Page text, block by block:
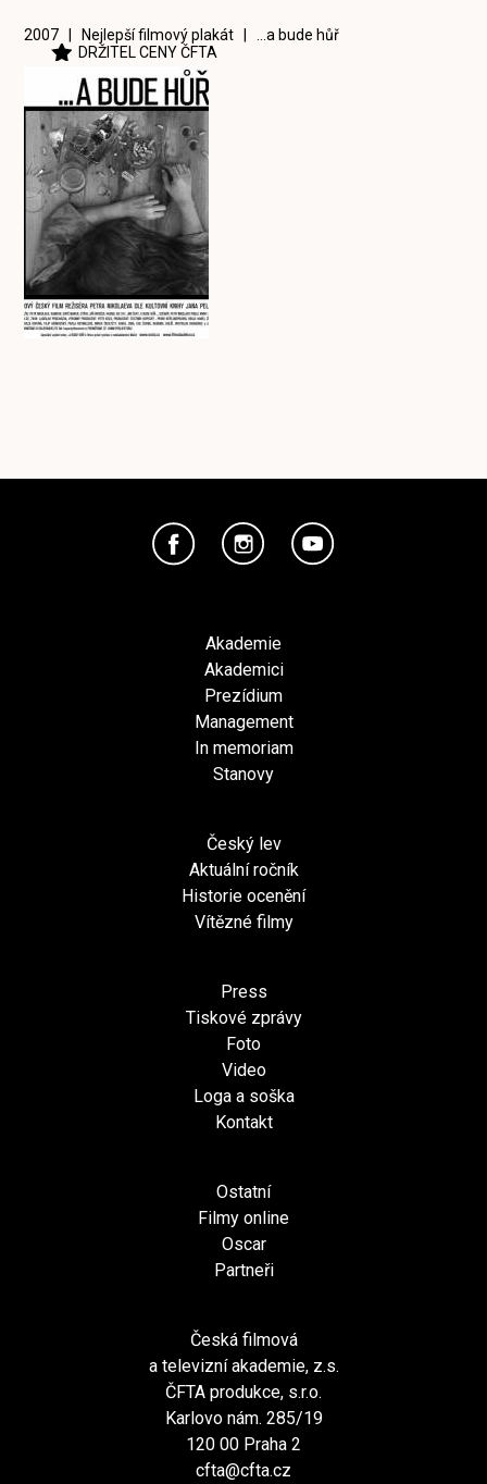
2007 | Nejlepší filmový plakát |
...a bude hůř
DRŽITEL CENY ČFTA
Akademie
Akademici
Prezídium
Management
In memoriam
Stanovy
Český lev
Aktuální ročník
Historie ocenění
Vítězné filmy
Press
Tiskové zprávy
Foto
Video
Loga a soška
Kontakt
Ostatní
Filmy online
Oscar
Partneři
Česká filmová
a televizní akademie, z.s.
ČFTA produkce, s.r.o.
Karlovo nám. 285/19
120 00 Praha 2
cfta@cfta.cz